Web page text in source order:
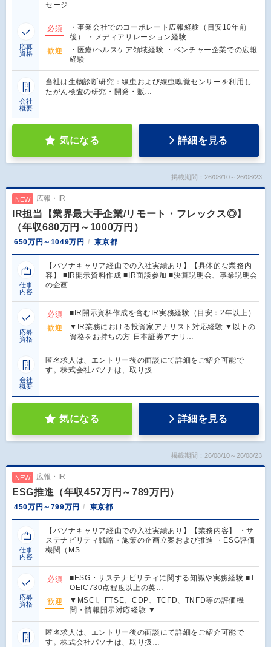
セージ…
応募
資格
必須
・事業会社でのコーポレート広報経験（目安10年前
後） ・メディアリレーション経験
歓迎
・医療/ヘルスケア領域経験 ・ベンチャー企業での広報
経験
会社
概要
当社は生物診断研究：線虫および線虫嗅覚センサーを利用し
たがん検査の研究・開発・販…
気になる 詳細を見る
掲載期間：26/08/10～26/08/23
NEW 広報・IR
IR担当【業界最大手企業/リモート・フレックス◎】
（年収680万円～1000万円）
650万円～1049万円 東京都
仕事
内容
【パソナキャリア経由での入社実績あり】【具体的な業務内
容】 ■IR開示資料作成 ■IR面談参加 ■決算説明会、事業説明会
の企画…
応募
資格
必須
■IR開示資料作成を含むIR実務経験（目安：2年以上）
歓迎
▼IR業務における投資家アナリスト対応経験 ▼以下の
資格をお持ちの方 日本証券アナリ…
会社
概要
匿名求人は、エントリー後の面談にて詳細をご紹介可能で
す。株式会社パソナは、取り扱…
気になる 詳細を見る
掲載期間：26/08/10～26/08/23
NEW 広報・IR
ESG推進（年収457万円～789万円）
450万円～799万円 東京都
仕事
内容
【パソナキャリア経由での入社実績あり】【業務内容】 ・サ
ステナビリティ戦略・施策の企画立案および推進 ・ESG評価
機関（MS…
応募
資格
必須
■ESG・サステナビリティに関する知識や実務経験 ■T
OEIC730点程度以上の英…
歓迎
▼MSCI、FTSE、CDP、TCFD、TNFD等の評価機
関・情報開示対応経験 ▼…
匿名求人は、エントリー後の面談にて詳細をご紹介可能で
す。株式会社パソナは、取り扱…